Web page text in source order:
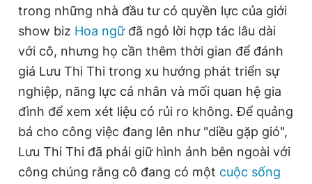
trong những nhà đầu tư có quyền lực của giới
show biz Hoa ngữđã ngỏ lời hợp tác lâu dài
với cô, nhưng họ cần thêm thời gian để đánh
giá Lưu Thi Thi trong xu hướng phát triển sự
nghiệp, năng lực cá nhân và mối quan hệ gia
đình để xem xét liệu có rủi ro không. Để quảng
bá cho công việc đang lên như "diều gặp gió",
Lưu Thi Thi đã phải giữ hình ảnh bên ngoài với
công chúng rằng cô đang có một cuộc sống